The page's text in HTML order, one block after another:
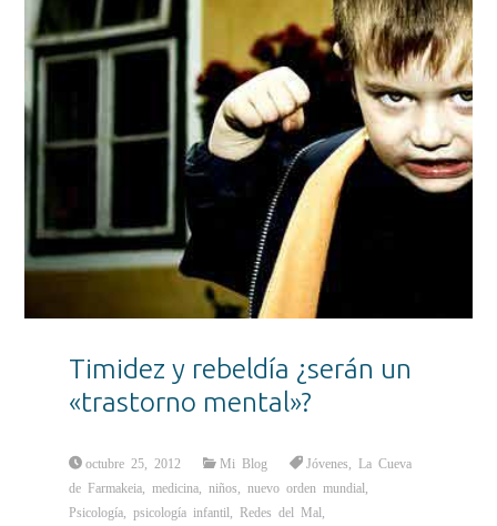
Timidez y rebeldía ¿serán un
«trastorno mental»?
octubre 25, 2012 Mi Blog Jóvenes
La Cueva
de Farmakeia ,medicina ,niños ,nuevo orden mundial
Psicología ,psicología infantil Redes del Mal